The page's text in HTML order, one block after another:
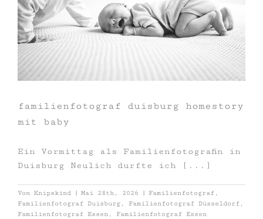
familienfotograf duisburg homestory
mit baby
Ein Vormittag als Familienfotografin in
Duisburg Neulich durfte ich [...]
Von Knipskind | Mai 28th, 2026 | Familienfotograf ,
Familienfotograf Duisburg , Familienfotograf Düsseldorf ,
Familienfotograf Essen , Familienfotograf Essen